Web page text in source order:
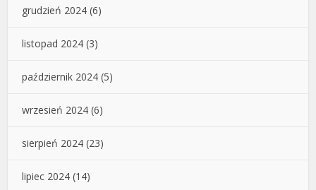
grudzień 2024 (6)
listopad 2024 (3)
październik 2024 (5)
wrzesień 2024 (6)
sierpień 2024 (23)
lipiec 2024 (14)